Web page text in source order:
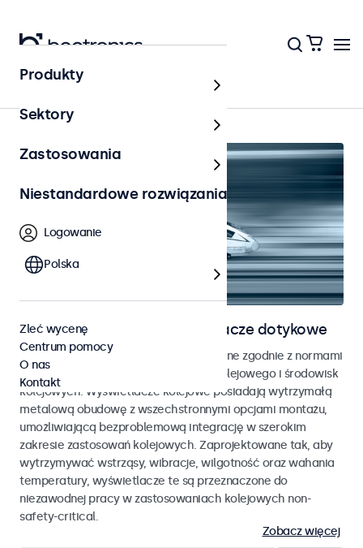
Kolejnictwo
Monitory kolejowe i wyświetlacze dotykowe
Monitory i ekrany dotykowe opracowane zgodnie z normami
EN 50155 oraz EN 45545-2 dla taboru kolejowego i środowisk
kolejowych. Wyświetlacze kolejowe posiadają wytrzymałą
metalową obudowę z wszechstronnymi opcjami montażu,
umożliwiającą bezproblemową integrację w szerokim
zakresie zastosowań kolejowych. Zaprojektowane tak, aby
wytrzymywać wstrząsy, wibracje, wilgotność oraz wahania
temperatury, wyświetlacze te są przeznaczone do
niezawodnej pracy w zastosowaniach kolejowych non-
safety-critical.
Zobacz więcej
Produkty
Sektory
Zastosowania
Niestandardowe rozwiązania
Logowanie
Polska
Zleć wycenę
Centrum pomocy
O nas
Kontakt